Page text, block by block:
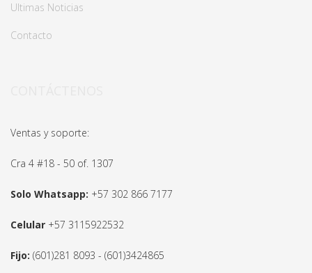
Ultimas Noticias
Contacto
Ventas y soporte:
Cra 4 #18 - 50 of. 1307
Solo Whatsapp: +57 302 866 7177
Celular +57 3115922532
Fijo: (601)281 8093 - (601)3424865